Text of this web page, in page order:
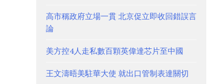
高市稱政府立場一貫 北京促立即收回錯誤言
論
美方控4人走私數百顆英偉達芯片至中國
王文濤晤美駐華大使 就出口管制表達關切